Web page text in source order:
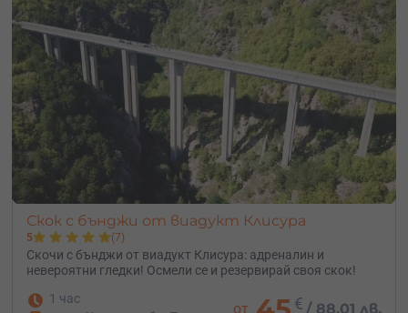
Скок с бънджи от виадукт Клисура
5 (7)
Скочи с бънджи от виадукт Клисура: адреналин и
невероятни гледки! Осмели се и резервирай своя скок!
1 час
от € /88.01 лв.